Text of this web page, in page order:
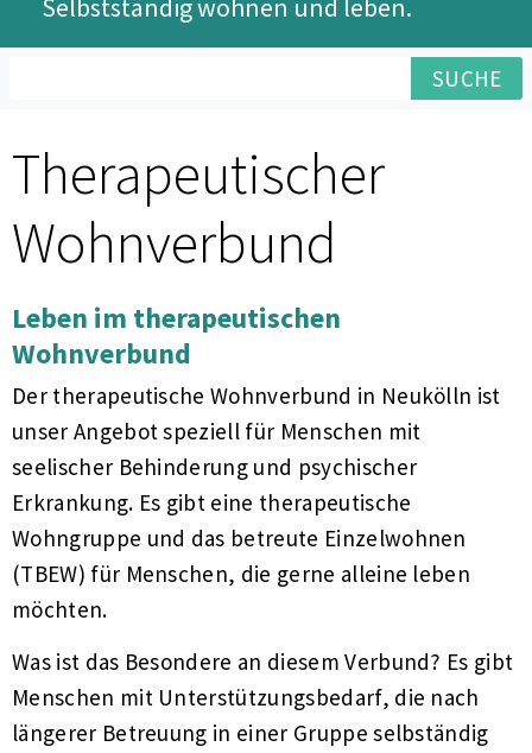
Selbstständig wohnen und leben.
SUCHE
Therapeutischer
Wohnverbund
Leben im therapeutischen
Wohnverbund
Der therapeutische Wohnverbund in Neukölln ist
unser Angebot speziell für Menschen mit
seelischer Behinderung und psychischer
Erkrankung. Es gibt eine therapeutische
Wohngruppe und das betreute Einzelwohnen
(TBEW) für Menschen, die gerne alleine leben
möchten.
Was ist das Besondere an diesem Verbund? Es gibt
Menschen mit Unterstützungsbedarf, die nach
längerer Betreuung in einer Gruppe selbständig